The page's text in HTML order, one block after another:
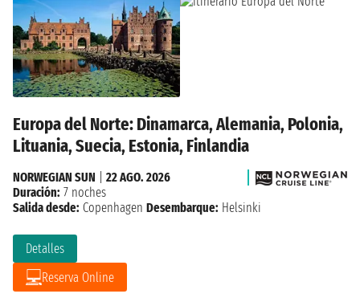
Europa del Norte: Dinamarca, Alemania, Polonia,
Lituania, Suecia, Estonia, Finlandia
Detalles
Reserva Online
NORWEGIAN SUN
22 AGO. 2026
Duración: 7 noches
Salida desde: Copenhagen Desembarque: Helsinki